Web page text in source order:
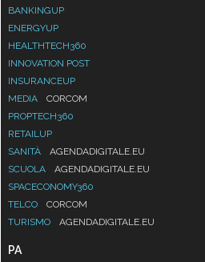
BANKINGUP
ENERGYUP
HEALTHTECH360
INNOVATION POST
INSURANCEUP
MEDIA
CORCOM
PROPTECH360
RETAILUP
SANITÀ
AGENDADIGITALE.EU
SCUOLA
AGENDADIGITALE.EU
SPACECONOMY360
TELCO
CORCOM
TURISMO
AGENDADIGITALE.EU
PA